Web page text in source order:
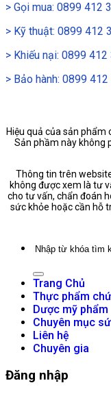
> Gọi mua: 0899 412
> Kỹ thuật: 0899 412
> Khiếu nại: 0899
> Bảo hành: 0899
Hiệu quả của sản phẩm
Sản phầm này không
Thông tin trên
không được xem là tư
cho tư vấn, chẩn đoán
sức khỏe hoặc cần hỗ
kiếm:
Trang Chủ
Thực phẩm
Dược mỹ phẩm
Chuyên mục
Liên hệ
Chuyên gia
Đăng nhập